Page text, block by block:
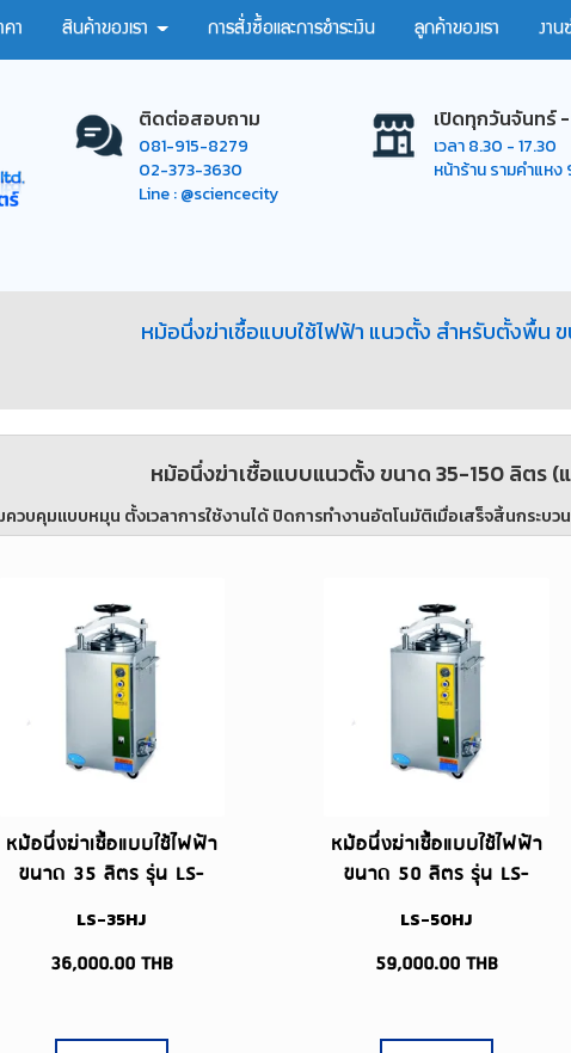
คา สินค้าของเรา การสั่งซื้อและการชำระเงิน ลูกค้าของเรา งาน
ติดต่อสอบถาม
081-915-8279
02-373-3630
Line : @sciencecity
เปิดทุกวันจันทร์ -
เวลา 8.30 - 17.30
หน้าร้าน รามคำแหง
หม้อนึ่งฆ่าเชื้อแบบใช้ไฟฟ้า แนวตั้ง สำหรับตั้งพื้น
หม้อนึ่งฆ่าเชื้อแบบแนวตั้ง ขนาด 35-150 ลิตร
วบคุมแบบหมุน ตั้งเวลาการใช้งานได้ ปิดการทำงานอัตโนมัติเมื่อเสร็จสิ้นกระ
หม้อนึ่งฆ่าเชื้อแบบใช้ไฟฟ้า
ขนาด 35 ลิตร รุ่น LS-
LS-35HJ
36,000.00 THB
หม้อนึ่งฆ่าเชื้อแบบใช้ไฟฟ้า
ขนาด 50 ลิตร รุ่น LS-
LS-50HJ
59,000.00 THB